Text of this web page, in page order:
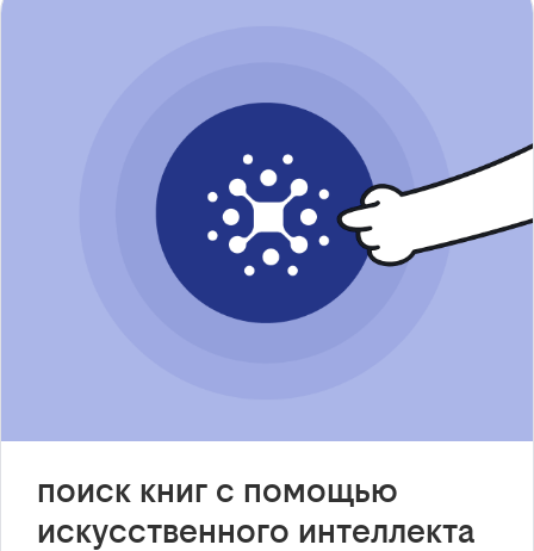
поиск книг с помощью
искусственного интеллекта